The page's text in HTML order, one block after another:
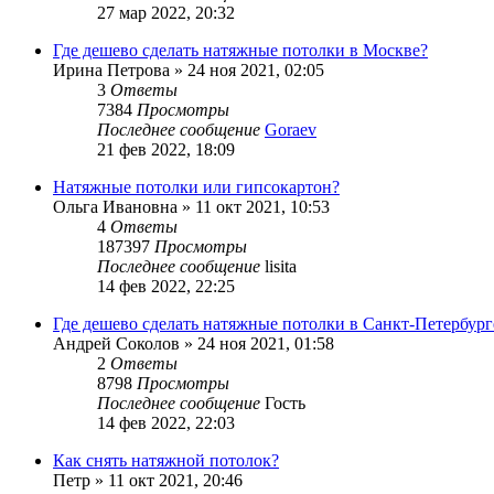
27 мар 2022, 20:32
Где дешево сделать натяжные потолки в Москве?
Ирина Петрова » 24 ноя 2021, 02:05
3 Ответы
7384 Просмотры
Последнее сообщение Goraev
21 фев 2022, 18:09
Натяжные потолки или гипсокартон?
Ольга Ивановна » 11 окт 2021, 10:53
4 Ответы
187397 Просмотры
Последнее сообщение lisita
14 фев 2022, 22:25
Где дешево сделать натяжные потолки в Санкт-
Андрей Соколов » 24 ноя 2021, 01:58
2 Ответы
8798 Просмотры
Последнее сообщение Гость
14 фев 2022, 22:03
Как снять натяжной потолок?
Петр » 11 окт 2021, 20:46